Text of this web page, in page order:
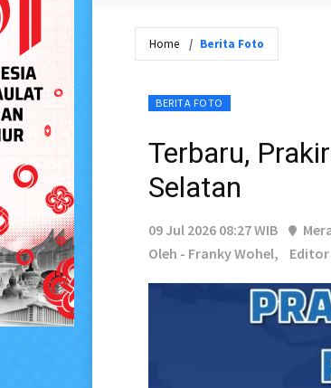
Home Berita Foto
BERITA FOTO
Terbaru,
Selatan
09 Jul 2026 08:27 WIB
Oleh - Franky Wohel,
Editor